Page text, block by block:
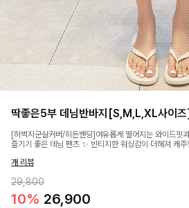
딱좋은5부 데님반바지[S,M,L,XL사이
[허벅지군살커버/히든밴딩]여유롭게 떨어지는 와이드핏
즐기기 좋은 데님 팬츠 ✨ 빈티지한 워싱감이 더해져 캐
개 리뷰
29,800
10% 26,900